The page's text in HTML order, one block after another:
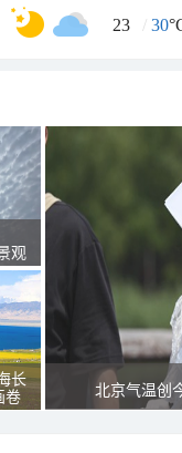
23 / 30
观
长
卷
北京气温创